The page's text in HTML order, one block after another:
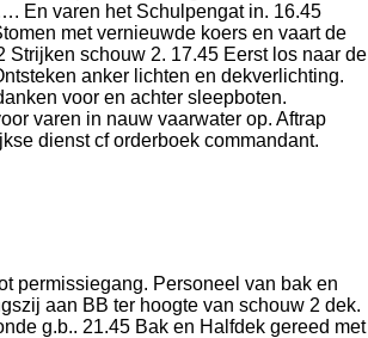
En varen het Schulpengat in. 16.45
met vernieuwde koers en vaart de
schouw 2. 17.45 Eerst los naar de
anker lichten en dekverlichting.
voor en achter sleepboten.
varen in nauw vaarwater op. Aftrap
dienst cf orderboek commandant.
permissiegang. Personeel van bak en
aan BB ter hoogte van schouw 2 dek.
g.b.. 21.45 Bak en Halfdek gereed met